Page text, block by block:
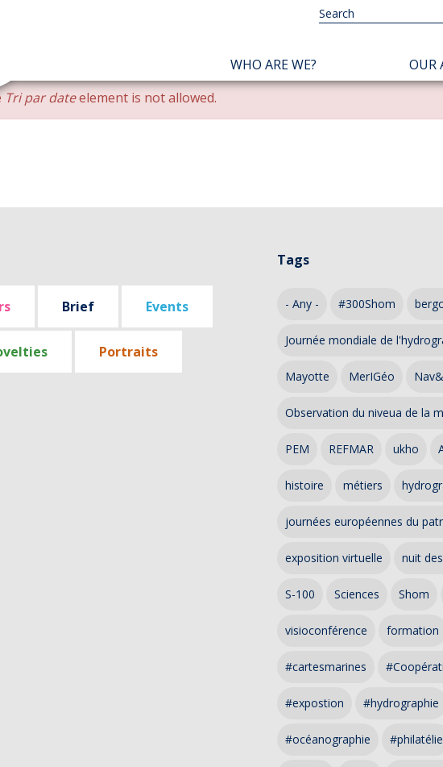
NAVIGATION
PRINCIPALE
WHO ARE WE? OUR
Tri par dateelement is not allowed.
Brief Events
Portraits
Tags
- Any - #300Shom
Journée mondiale de
Mayotte MerIGéo
Observation du niveua de la
PEM REFMAR ukho
histoire métiers
journées européennes du
exposition virtuelle nuit
S-100 Sciences Shom
visioconférence formation
#cartesmarines
#expostion #hydrographie
#océanographie #philatélie